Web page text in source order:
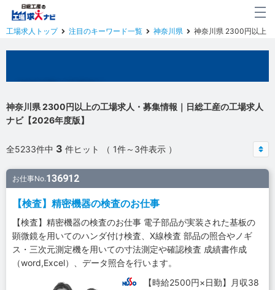
工場求人トップ 注目のキーワード一覧 神奈川県 神奈川県 2300円以上
神奈川県 2300円以上の工場求人・募集情報｜日総工産の工場求人
ナビ【2026年度版】
全5233件中 3 件ヒット （ 1件～3件表示 ）
お仕事No.136912
【検査】精密機器の検査のお仕事
【検査】精密機器の検査のお仕事 電子部品が実装された基板の
顕微鏡を用いてのハンダ付け検査、X線検査 部品の照合やノギ
ス・三次元測定機を用いての寸法測定や確認検査 成績書作成
（word,Excel）、データ照合を行います。
【時給2500円×日勤】月収38